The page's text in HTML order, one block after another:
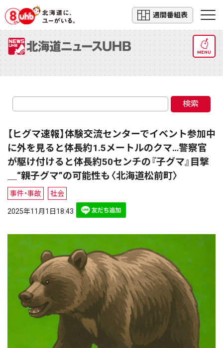
週間番組表
MENU
検索
【ヒグマ速報】体験交流センターでイベント参加中
に外を見ると体長約1.5メートルのクマ…警察官
が駆け付けると体長約50センチの『子グマ』目撃
＿“親子グマ”の可能性も〈北海道松前町〉
事件・事故 社会
2025年11月1日18:43